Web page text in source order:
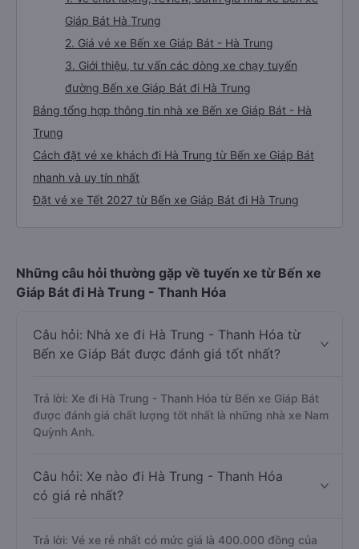
Giáp Bát Hà Trung
2. Giá vé xe Bến xe Giáp Bát - Hà Trung
3. Giới thiệu, tư vấn các dòng xe chạy tuyến
đường Bến xe Giáp Bát đi Hà Trung
Bảng tổng hợp thông tin nhà xe Bến xe Giáp Bát - Hà
Trung
Cách đặt vé xe khách đi Hà Trung từ Bến xe Giáp Bát
nhanh và uy tín nhất
Đặt vé xe Tết 2027 từ Bến xe Giáp Bát đi Hà Trung
Những câu hỏi thường gặp về tuyến xe từ Bến xe
Giáp Bát đi Hà Trung - Thanh Hóa
Câu hỏi: Nhà xe đi Hà Trung - Thanh Hóa từ
Bến xe Giáp Bát được đánh giá tốt nhất?
Trả lời: Xe đi Hà Trung - Thanh Hóa từ Bến xe Giáp Bát
được đánh giá chất lượng tốt nhất là những nhà xe Nam
Quỳnh Anh.
Câu hỏi: Xe nào đi Hà Trung - Thanh Hóa
có giá rẻ nhất?
Trả lời: Vé xe rẻ nhất có mức giá là 400.000 đồng của